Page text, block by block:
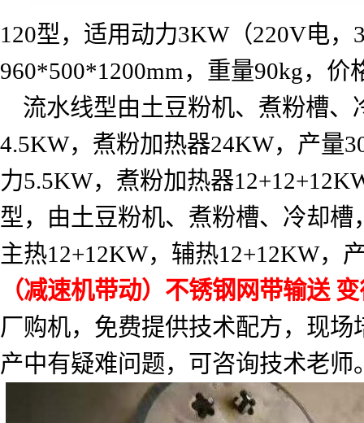
120型，适用动力3KW（220V电，
960*500*1200mm ，重量90kg，价
流水线型由土豆粉机、煮粉槽
4.5KW，煮粉加热器24KW，产量
力5.5KW，煮粉加热器
型，由土豆粉机、煮粉槽、冷却
主热12+12KW，辅热12+12KW，
（减速机带动）不锈钢网带输送
厂购机，免费提供技术配方，现
产中有疑难问题，可咨询技术老